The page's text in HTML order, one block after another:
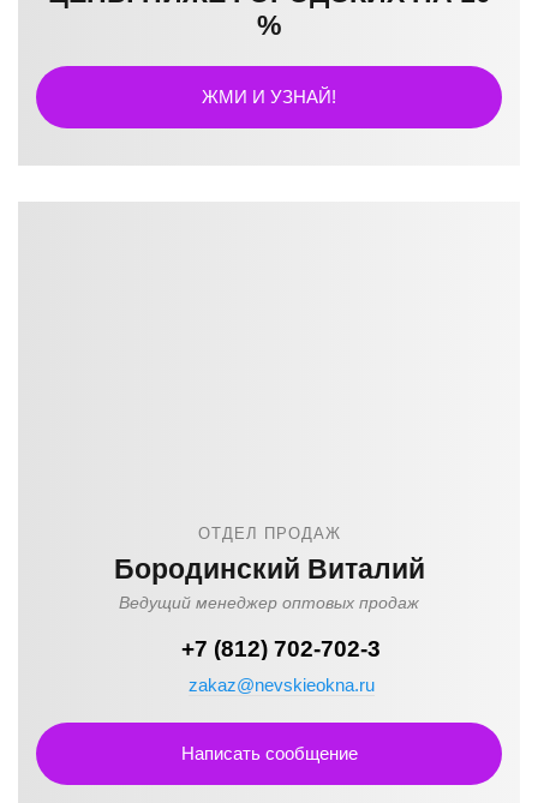
%
ЖМИ И УЗНАЙ!
ОТДЕЛ ПРОДАЖ
Бородинский Виталий
Ведущий менеджер оптовых продаж
+7 (812) 702-702-3
zakaz@nevskieokna.ru
Написать сообщение